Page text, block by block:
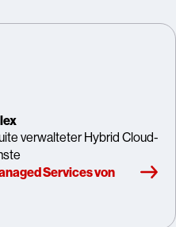
verwalteter Hybrid Cloud-
Services von